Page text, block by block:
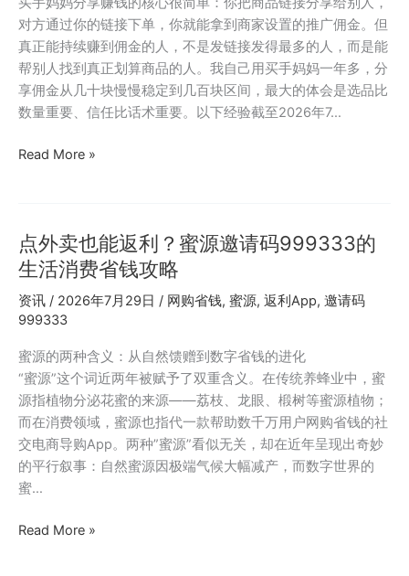
少？
邀
请
码
7625568
册
利
对
比
对方通过你的链接下单，你就能拿到商家设置的推广佣金。但
真正能持续赚到佣金的人，不是发链接发得最多的人，而是能
帮别人找到真正划算商品的人。我自己用买手妈妈一年多，分
享佣金从几十块慢慢稳定到几百块区间，最大的体会是选品比
数量重要、信任比话术重要。以下经验截至2026年7…
买
分
享
钱
新
手
教
程：
邀
请
码
7625568
户
Read More »
点外卖也能返利？蜜源邀请码999333的
生活消费省钱攻略
资讯 / 2026年7月29日 / 网购省钱, 蜜源, 返利App, 邀请码
999333
蜜源的两种含义：从自然馈赠到数字省钱的进化
“蜜源”这个词近两年被赋予了双重含义。在传统养蜂业中，蜜
源指植物分泌花蜜的来源——荔枝、龙眼、椴树等蜜源植物；
而在消费领域，蜜源也指代一款帮助数千万用户网购省钱的社
交电商导购App。两种”蜜源”看似无关，却在近年呈现出奇妙
的平行叙事：自然蜜源因极端气候大幅减产，而数字世界的
蜜…
点
Read More »